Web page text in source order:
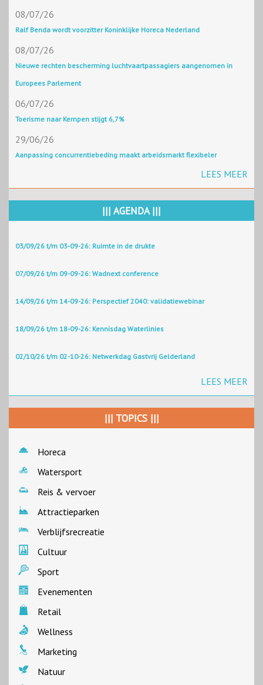
08/07/26
Ralf Benda wordt voorzitter Koninklijke Horeca Nederland
08/07/26
Nieuwe rechten bescherming luchtvaartpassagiers aangenomen in
Europees Parlement
06/07/26
Toerisme naar Kempen stijgt 6,7%
29/06/26
Aanpassing concurrentiebeding maakt arbeidsmarkt flexibeler
LEES MEER
||| AGENDA |||
03/09/26 t/m 03-09-26: Ruimte in de drukte
07/09/26 t/m 09-09-26: Wadnext conference
14/09/26 t/m 14-09-26: Perspectief 2040: validatiewebinar
18/09/26 t/m 18-09-26: Kennisdag Waterlinies
02/10/26 t/m 02-10-26: Netwerkdag Gastvrij Gelderland
LEES MEER
||| TOPICS |||
Horeca
Watersport
Reis & vervoer
Attractieparken
Verblijfsrecreatie
Cultuur
Sport
Evenementen
Retail
Wellness
Marketing
Natuur